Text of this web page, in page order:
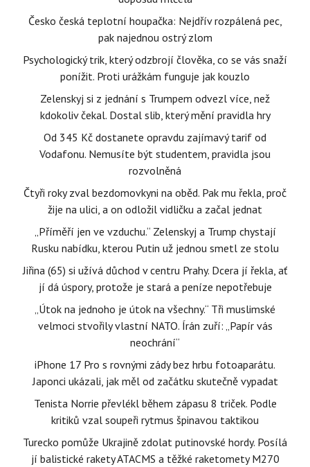
Česko česká teplotní houpačka: Nejdřív rozpálená pec,
pak najednou ostrý zlom
Psychologický trik, který odzbrojí člověka, co se vás snaží
ponížit. Proti urážkám funguje jak kouzlo
Zelenskyj si z jednání s Trumpem odvezl více, než
kdokoliv čekal. Dostal slib, který mění pravidla hry
Od 345 Kč dostanete opravdu zajímavý tarif od
Vodafonu. Nemusíte být studentem, pravidla jsou
rozvolněná
Čtyři roky zval bezdomovkyni na oběd. Pak mu řekla, proč
žije na ulici, a on odložil vidličku a začal jednat
„Příměří jen ve vzduchu.“ Zelenskyj a Trump chystají
Rusku nabídku, kterou Putin už jednou smetl ze stolu
Jiřina (65) si užívá důchod v centru Prahy. Dcera jí řekla, ať
jí dá úspory, protože je stará a peníze nepotřebuje
„Útok na jednoho je útok na všechny.“ Tři muslimské
velmoci stvořily vlastní NATO. Írán zuří: „Papír vás
neochrání“
iPhone 17 Pro s rovnými zády bez hrbu fotoaparátu.
Japonci ukázali, jak měl od začátku skutečně vypadat
Tenista Norrie převlékl během zápasu 8 triček. Podle
kritiků vzal soupeři rytmus špinavou taktikou
Turecko pomůže Ukrajině zdolat putinovské hordy. Posílá
jí balistické rakety ATACMS a těžké raketomety M270